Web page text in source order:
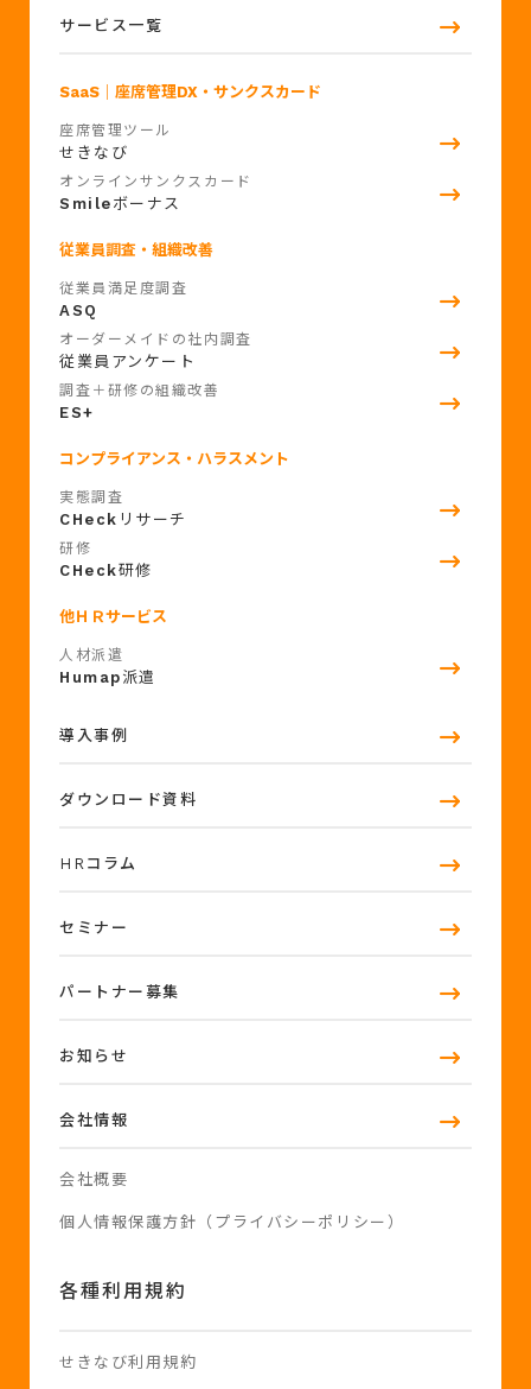
サービス一覧
SaaS ｜座席管理DX・サンクスカード
座席管理ツール
せきなび
オンラインサンクスカード
Smile ボーナス
従業員調査・組織改善
従業員満足度調査
ASQ
オーダーメイドの社内調査
従業員アンケート
調査＋研修の組織改善
ES+
コンプライアンス・ハラスメント
実態調査
CHeck リサーチ
研修
CHeck研修
他ＨＲサービス
人材派遣
Humap 派遣
導入事例
ダウンロード資料
HRコラム
セミナー
パートナー募集
お知らせ
会社情報
会社概要
個人情報保護方針（プライバシーポリシー）
各種利用規約
せきなび利用規約